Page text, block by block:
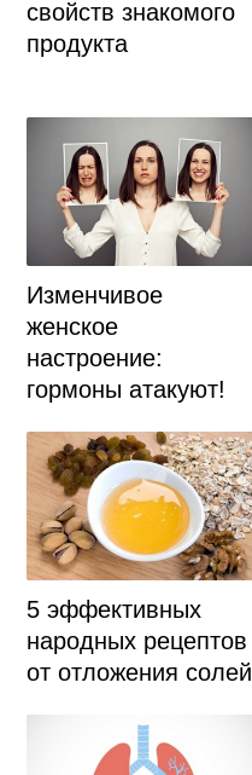
свойств знакомого
продукта
Изменчивое
женское
настроение:
гормоны атакуют!
5 эффективных
народных рецептов
от отложения солей